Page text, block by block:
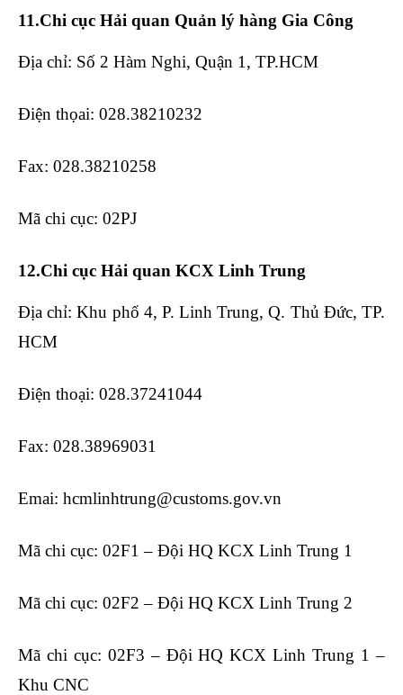
11.Chi cục Hải quan Quản lý hàng Gia Công
Địa chỉ: Số 2 Hàm Nghi, Quận 1, TP.HCM
Điện thọai: 028.38210232
Fax: 028.38210258
Mã chi cục: 02PJ
12.Chi cục Hải quan KCX Linh Trung
Địa chỉ: Khu phố 4, P. Linh Trung, Q. Thủ Đức, TP.
HCM
Điện thoại: 028.37241044
Fax: 028.38969031
Emai: hcmlinhtrung@customs.gov.vn
Mã chi cục: 02F1 – Đội HQ KCX Linh Trung 1
Mã chi cục: 02F2 – Đội HQ KCX Linh Trung 2
Mã chi cục: 02F3 – Đội HQ KCX Linh Trung 1 –
Khu CNC